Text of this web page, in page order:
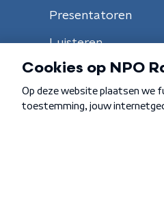
Presentatoren
Luisteren
Algemene voorwaarden